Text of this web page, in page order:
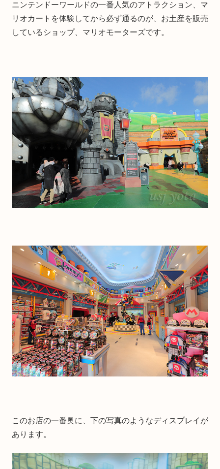
ニンテンドーワールドの一番人気のアトラクション、マ
リオカートを体験してから必ず通るのが、お土産を販売
しているショップ、マリオモーターズです。
このお店の一番奥に、下の写真のようなディスプレイが
あります。